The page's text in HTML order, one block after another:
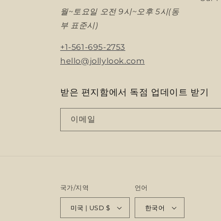
월~토요일 오전 9시~오후 5시(동
부 표준시)
+1-561-695-2753
hello@jollylook.com
받은 편지함에서 독점 업데이트 받기
이메일
국가/지역
미국 | USD $
언어
한국어